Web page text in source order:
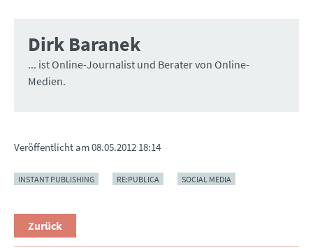
Dirk Baranek
... ist Online-Journalist und Berater von Online-
Medien.
Veröffentlicht am08.05.2012 18:14
INSTANT PUBLISHING RE:PUBLICA SOCIAL MEDIA
Zurück